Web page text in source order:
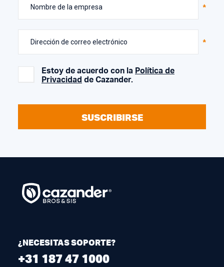
Nombre de la empresa
Dirección de correo electrónico
Estoy de acuerdo con la Política de
Privacidad de Cazander.
SUSCRIBIRSE
¿NECESITAS SOPORTE?
+31 187 47 1000